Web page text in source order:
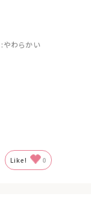
:やわらかい
Like! 0